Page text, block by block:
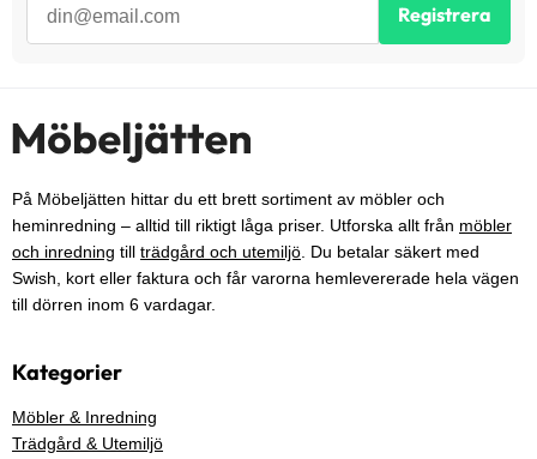
Registrera
På Möbeljätten hittar du ett brett sortiment av möbler och
heminredning – alltid till riktigt låga priser. Utforska allt från möbler
och inredning till trädgård och utemiljö. Du betalar säkert med
Swish, kort eller faktura och får varorna hemlevererade hela vägen
till dörren inom 6 vardagar.
Kategorier
Möbler & Inredning
Trädgård & Utemiljö